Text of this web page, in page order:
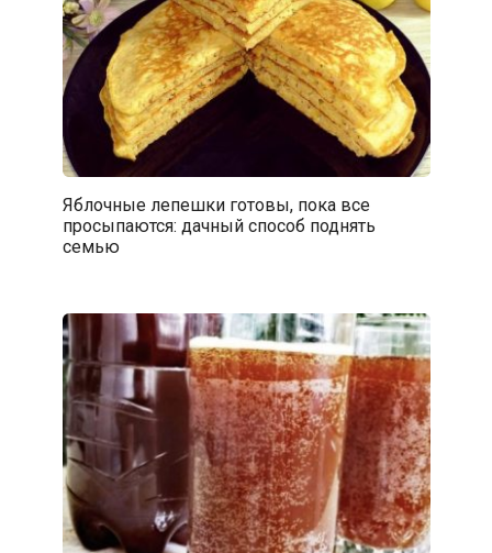
Яблочные лепешки готовы, пока все
просыпаются: дачный способ поднять
семью